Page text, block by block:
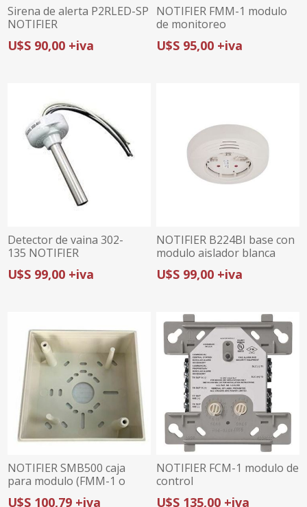
Sirena de alerta P2RLED-SP
NOTIFIER
U$S 90,00 +iva
NOTIFIER FMM-1 modulo
de monitoreo
U$S 95,00 +iva
Detector de vaina 302-
135 NOTIFIER
U$S 99,00 +iva
NOTIFIER B224BI base con
modulo aislador blanca
U$S 99,00 +iva
NOTIFIER SMB500 caja
para modulo (FMM-1 o
FCM-1)
U$S 100,79 +iva
NOTIFIER FCM-1 modulo de
control
U$S 135,00 +iva